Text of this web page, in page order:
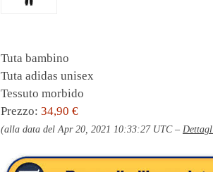
Tuta bambino
Tuta adidas unisex
Tessuto morbido
Prezzo: 34,90 €
(alla data del Apr 20, 2021 10:33:27 UTC –